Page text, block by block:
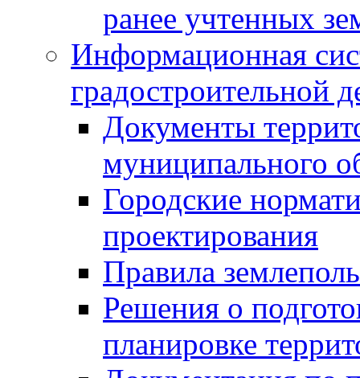
ранее учтенных
Информационная
градостроительной
Документы
муниципального
Городские
проектирования
Правила
Решения о
планировке